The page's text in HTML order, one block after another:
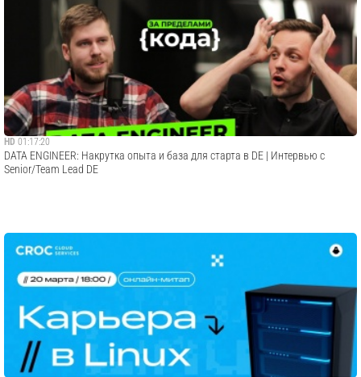
HD 01:17:20
DATA ENGINEER: Накрутка опыта и база для старта в DE | Интервью с
Senior/Team Lead DE